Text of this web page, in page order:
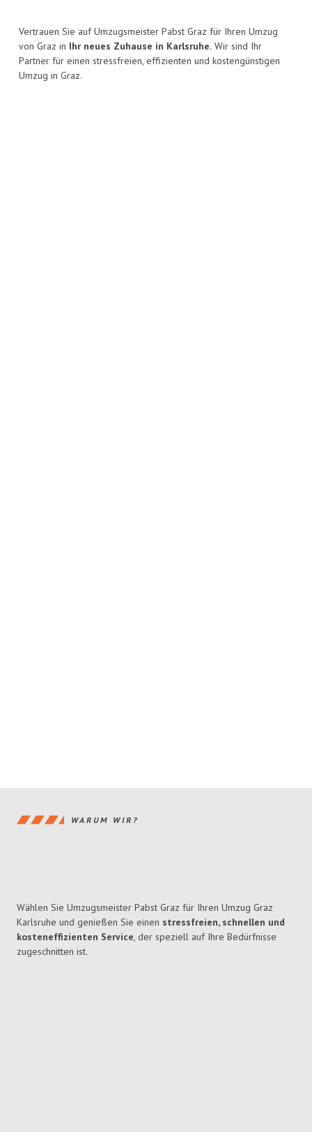
Vertrauen Sie auf Umzugsmeister Pabst Graz für Ihren Umzug
von Graz in Ihr neues Zuhause in Karlsruhe. Wir sind Ihr
Partner für einen stressfreien, effizienten und kostengünstigen
Umzug in Graz.
WARUM WIR?
Wählen Sie Umzugsmeister Pabst Graz für Ihren Umzug Graz
Karlsruhe und genießen Sie einen stressfreien, schnellen und
kosteneffizienten Service, der speziell auf Ihre Bedürfnisse
zugeschnitten ist.